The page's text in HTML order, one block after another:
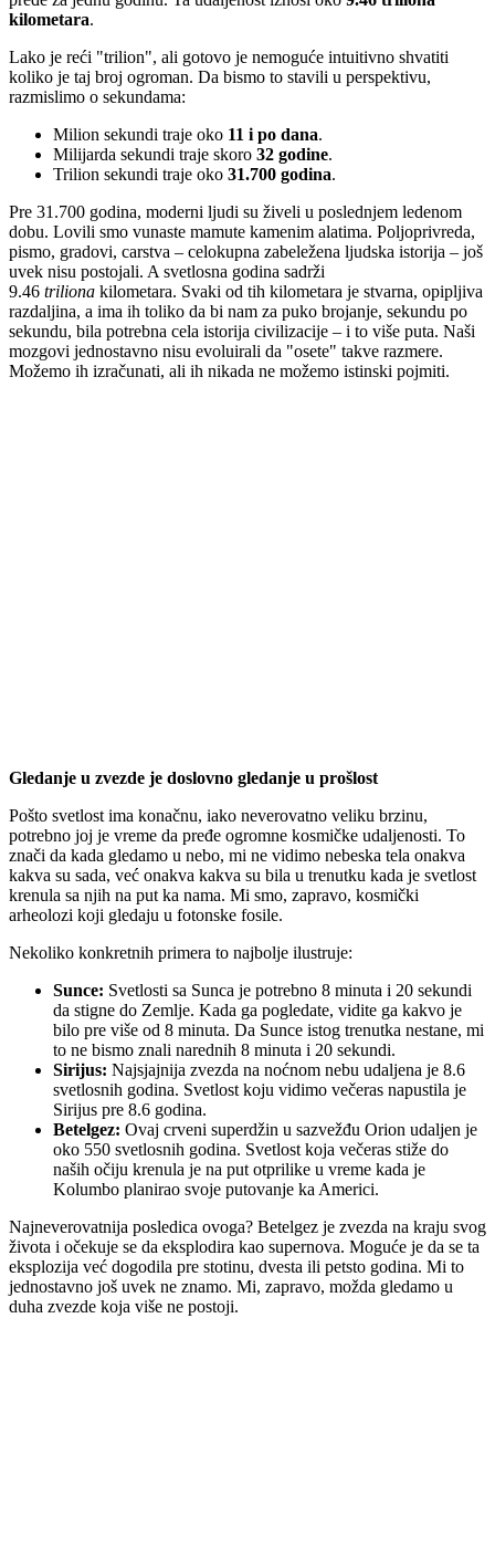
kilometara.
Lako je reći "trilion", ali gotovo je nemoguće intuitivno shvatiti
koliko je taj broj ogroman. Da bismo to stavili u perspektivu,
razmislimo o sekundama:
Milion sekundi traje oko 11 i po dana.
Milijarda sekundi traje skoro 32 godine.
Trilion sekundi traje oko 31.700 godina.
Pre 31.700 godina, moderni ljudi su živeli u poslednjem ledenom
dobu. Lovili smo vunaste mamute kamenim alatima. Poljoprivreda,
pismo, gradovi, carstva – celokupna zabeležena ljudska istorija – još
uvek nisu postojali. A svetlosna godina sadrži
9.46 triliona kilometara. Svaki od tih kilometara je stvarna, opipljiva
razdaljina, a ima ih toliko da bi nam za puko brojanje, sekundu po
sekundu, bila potrebna cela istorija civilizacije – i to više puta. Naši
mozgovi jednostavno nisu evoluirali da "osete" takve razmere.
Možemo ih izračunati, ali ih nikada ne možemo istinski pojmiti.
Gledanje u zvezde je doslovno gledanje u prošlost
Pošto svetlost ima konačnu, iako neverovatno veliku brzinu,
potrebno joj je vreme da pređe ogromne kosmičke udaljenosti. To
znači da kada gledamo u nebo, mi ne vidimo nebeska tela onakva
kakva su sada, već onakva kakva su bila u trenutku kada je svetlost
krenula sa njih na put ka nama. Mi smo, zapravo, kosmički
arheolozi koji gledaju u fotonske fosile.
Nekoliko konkretnih primera to najbolje ilustruje:
Sunce: Svetlosti sa Sunca je potrebno 8 minuta i 20 sekundi
da stigne do Zemlje. Kada ga pogledate, vidite ga kakvo je
bilo pre više od 8 minuta. Da Sunce istog trenutka nestane, mi
to ne bismo znali narednih 8 minuta i 20 sekundi.
Sirijus: Najsjajnija zvezda na noćnom nebu udaljena je 8.6
svetlosnih godina. Svetlost koju vidimo večeras napustila je
Sirijus pre 8.6 godina.
Betelgez: Ovaj crveni superdžin u sazvežđu Orion udaljen je
oko 550 svetlosnih godina. Svetlost koja večeras stiže do
naših očiju krenula je na put otprilike u vreme kada je
Kolumbo planirao svoje putovanje ka Americi.
Najneverovatnija posledica ovoga? Betelgez je zvezda na kraju svog
života i očekuje se da eksplodira kao supernova. Moguće je da se ta
eksplozija već dogodila pre stotinu, dvesta ili petsto godina. Mi to
jednostavno još uvek ne znamo. Mi, zapravo, možda gledamo u
duha zvezde koja više ne postoji.